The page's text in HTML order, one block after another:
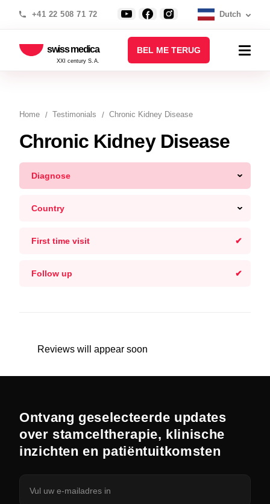
+41 22 508 71 72 Dutch
swiss medica
XXI century S.A.
BEL ME TERUG
Home Testimonials Chronic Kidney Disease
Chronic Kidney Disease
Diagnose
Country
First time visit
Follow up
Reviews will appear soon
Ontvang geselecteerde updates
over stamceltherapie, klinische
inzichten en patiëntuitkomsten